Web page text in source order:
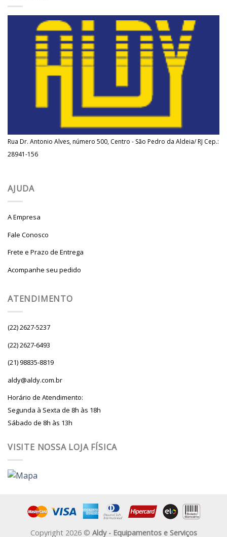
Rua Dr. Antonio Alves, número 500, Centro - São Pedro da Aldeia/ RJ Cep.:
28941-156
AJUDA
A Empresa
Fale Conosco
Frete e Prazo de Entrega
Acompanhe seu pedido
ATENDIMENTO
(22) 2627-5237
(22) 2627-6493
(21) 98835-8819
aldy@aldy.com.br
Horário de Atendimento:
Segunda à Sexta de 8h às 18h
Sábado de 8h às 13h
VISITE NOSSA LOJA FÍSICA
Copyright 2026 © Aldy - Equipamentos e Serviços